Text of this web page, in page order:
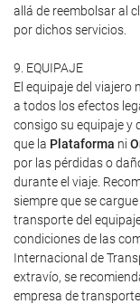
allá de reembolsar al
por dichos servicios.
9. EQUIPAJE
El equipaje del viajero
a todos los efectos
consigo su equipaje y
que la Plataforma ni
por las pérdidas o
durante el viaje.
siempre que se
transporte del
condiciones de las
Internacional de
extravío, se
empresa de